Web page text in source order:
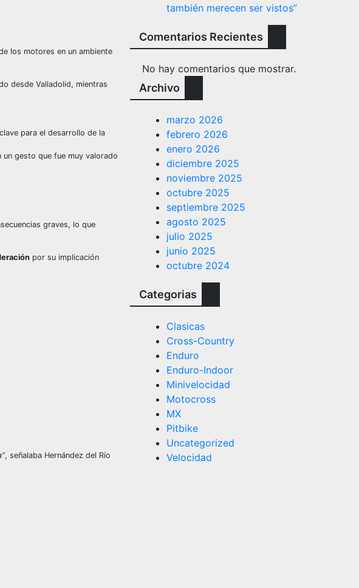
los motores en un ambiente
desde Valladolid, mientras
para el desarrollo de la
gesto que fue muy valorado
graves, lo que
por su implicación
, señalaba Hernández del Río
también merecen ser vistos”
Comentarios Recientes
No hay comentarios que mostrar.
Archivo
marzo 2026
febrero 2026
enero 2026
diciembre 2025
noviembre 2025
octubre 2025
septiembre 2025
agosto 2025
julio 2025
junio 2025
octubre 2024
Categorias
Clasicas
Cross-Country
Enduro
Enduro-Indoor
Minivelocidad
Motocross
MX
Pitbike
Uncategorized
Velocidad